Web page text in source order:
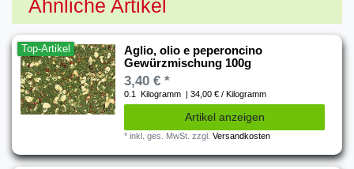
Ähnliche Artikel
Top-Artikel
Aglio, olio e peperoncino
Gewürzmischung 100g
3,40 € *
0.1 Kilogramm | 34,00 € / Kilogramm
Artikel anzeigen
*inkl. ges. MwSt. zzgl.Versandkosten